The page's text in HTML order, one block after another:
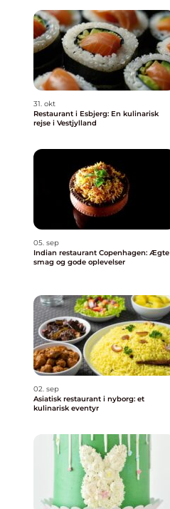
31. okt
Restaurant i Esbjerg: En kulinarisk
rejse i Vestjylland
05. sep
Indian restaurant Copenhagen: Ægte
smag og gode oplevelser
02. sep
Asiatisk restaurant i nyborg: et
kulinarisk eventyr